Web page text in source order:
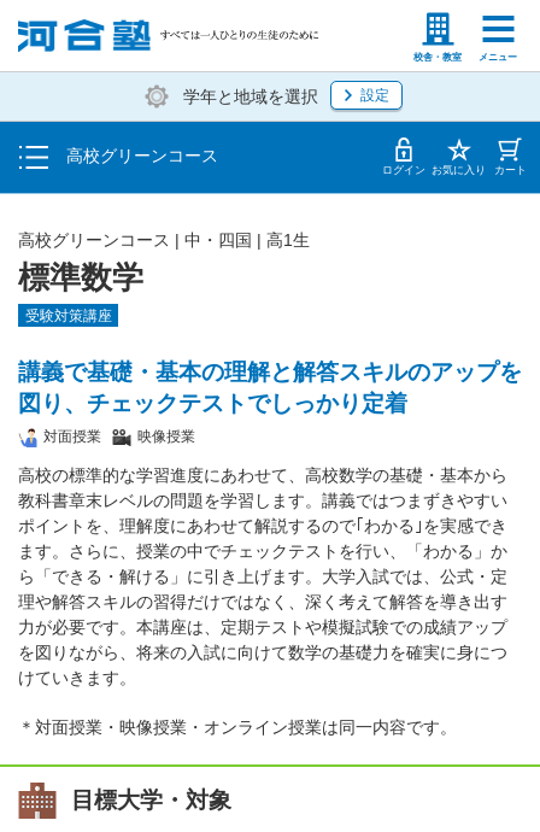
校舎・教室 メニュー
塾生の方 高等学校の先生
学年と地域を選択 設定
高校グリーンコース
学費の仕組み・支払方法
受講開始までの流れ
校舎・教室一覧 ログイン お気に入り カート
高校グリーンコース | 中・四国 | 高1生
標準数学
受験対策講座
講義で基礎・基本の理解と解答スキルのアップを
図り、チェックテストでしっかり定着
対面授業 映像授業
高校の標準的な学習進度にあわせて、高校数学の基礎・基本から
教科書章末レベルの問題を学習します。講義ではつまずきやすい
ポイントを、理解度にあわせて解説するので｢わかる｣を実感でき
ます。さらに、授業の中でチェックテストを行い、「わかる」か
ら「できる・解ける」に引き上げます。大学入試では、公式・定
理や解答スキルの習得だけではなく、深く考えて解答を導き出す
力が必要です。本講座は、定期テストや模擬試験での成績アップ
を図りながら、将来の入試に向けて数学の基礎力を確実に身につ
けていきます。
＊対面授業・映像授業・オンライン授業は同一内容です。
目標大学・対象